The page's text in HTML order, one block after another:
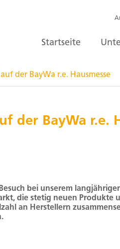
Startseite
der BayWa r.e. Hausmesse
der BayWa r.e.
bei unserem
die stetig neuen Produkte
an Herstellern